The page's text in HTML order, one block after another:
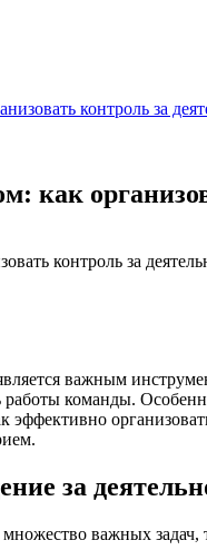
контроль за
как
важным
команды.
эффективно
за
важных задач,